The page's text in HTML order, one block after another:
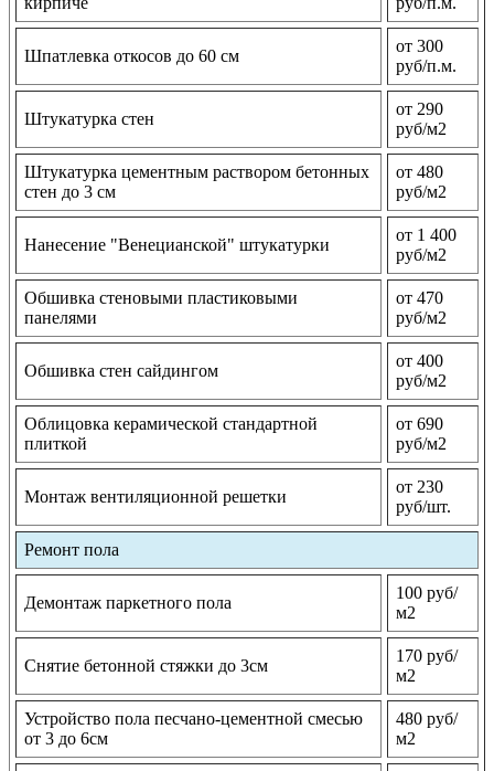
Шпатлевка откосов до 60 см
от 300
руб/п.м.
Штукатурка стен
от 290
руб/м2
Штукатурка цементным раствором бетонных
стен до 3 см
от 480
руб/м2
Нанесение "Венецианской" штукатурки
от 1 400
руб/м2
Обшивка стеновыми пластиковыми
панелями
от 470
руб/м2
Обшивка стен сайдингом
от 400
руб/м2
Облицовка керамической стандартной
плиткой
от 690
руб/м2
Монтаж вентиляционной решетки
от 230
руб/шт.
Ремонт пола
Демонтаж паркетного пола
100 руб/
м2
Снятие бетонной стяжки до 3см
170 руб/
м2
Устройство пола песчано-цементной смесью
от 3 до 6см
480 руб/
м2